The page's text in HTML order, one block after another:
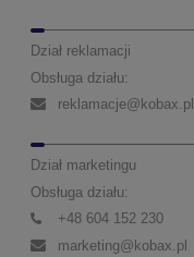
Dział reklamacji
Obsługa działu:
reklamacje@kobax.pl
Dział marketingu
Obsługa działu:
+48 604 152 230
marketing@kobax.pl